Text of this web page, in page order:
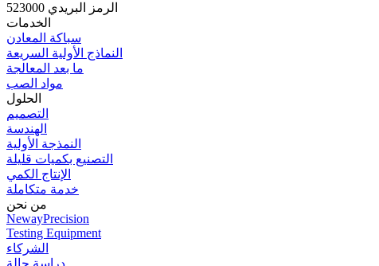
الرمز البريدي 523000
الخدمات
سباكة المعادن
النماذج الأولية السريعة
ما بعد المعالجة
مواد الصب
الحلول
التصميم
الهندسة
النمذجة الأولية
التصنيع بكميات قليلة
الإنتاج الكمي
خدمة متكاملة
من نحن
NewayPrecision
Testing Equipment
الشركاء
دراسة حالة